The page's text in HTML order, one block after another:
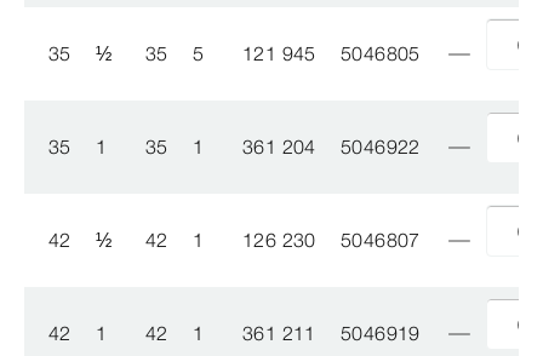
35 ½ 35 5 121 945 5046805
35 1 35 1 361 204 5046922
42 ½ 42 1 126 230 5046807
42 1 42 1 361 211 5046919